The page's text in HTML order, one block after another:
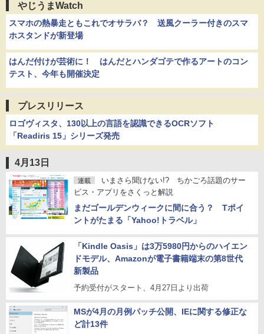
やじうまWatch
スマホの熱暴走ともこれでオサラバ？ 送風クーラー付きのスマ
ホスタンドが新登場
はんだ付けが芸術に！ はんだとハンダゴテで作るアートのコン
テスト、今年も開催決定
プレスリリース
ロゴヴィスタ、130以上の言語を認識できるOCRソフト
「Readiris 15」シリーズ発売
4月13日
連載
いまさら聞けない!? ちかごろ話題のサー
ビス・アプリをさくっと解説
まだゴールデンウィークに間に合う？ Tポイ
ントがたまる「Yahoo!トラベル」
「Kindle Oasis」は3万5980円からのハイエン
ドモデル、Amazonが電子書籍端末の第8世代
新製品
予約受付がスタート、4月27日より出荷
MSが4月の月例パッチ公開、IEに関する修正な
ど計13件